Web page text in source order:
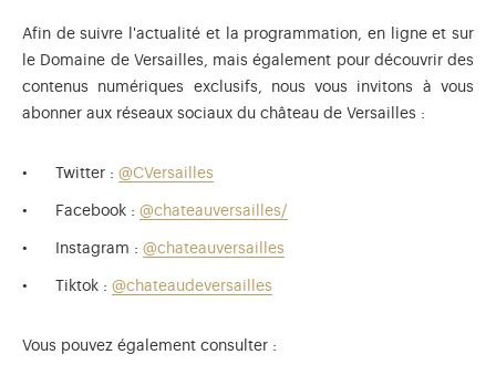
Afin de suivre l'actualité et la programmation, en ligne et sur
le Domaine de Versailles, mais également pour découvrir des
contenus numériques exclusifs, nous vous invitons à vous
abonner aux réseaux sociaux du château de Versailles :
Twitter : @CVersailles
Facebook : @chateauversailles/
Instagram : @chateauversailles
Tiktok : @chateaudeversailles
Vous pouvez également consulter :